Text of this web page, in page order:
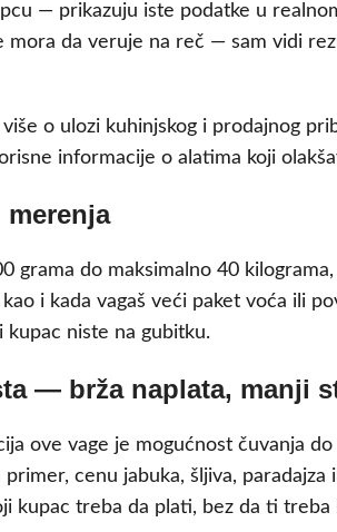
— prikazuju iste podatke u
mora da veruje na reč — sam vidi
o ulozi kuhinjskog i prodajnog
informacije o alatima koji
grama do maksimalno 40
i kada vagaš veći paket voća ili
kupac niste na gubitku.
— brža naplata, manji
ove vage je mogućnost čuvanja
cenu jabuka, šljiva,
kupac treba da plati, bez da ti